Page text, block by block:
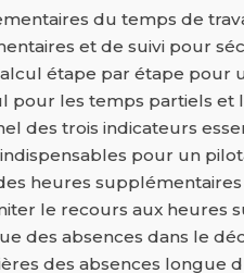
du temps de
et de suivi pour
étape par étape pour
pour les temps partiels et
des trois indicateurs
pour un
heures
le recours aux heures
des absences dans le
des absences longue